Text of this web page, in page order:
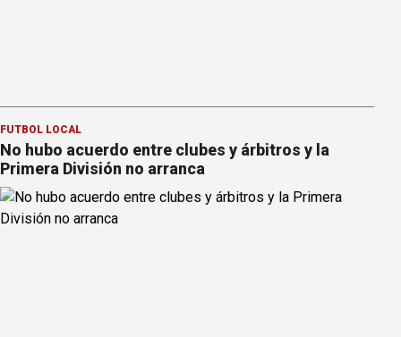
FÚTBOL LOCAL
No hubo acuerdo entre clubes y árbitros y la
Primera División no arranca